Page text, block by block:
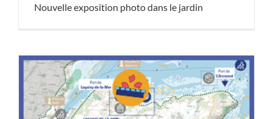
Nouvelle exposition photo dans le jardin